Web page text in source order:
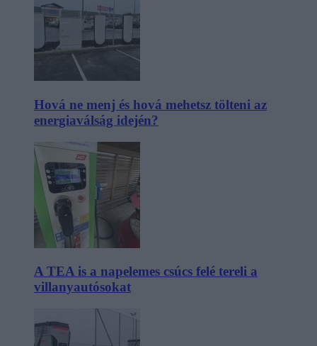
Hová ne menj és hová mehetsz tölteni az
energiaválság idején?
A TEA is a napelemes csúcs felé tereli a
villanyautósokat